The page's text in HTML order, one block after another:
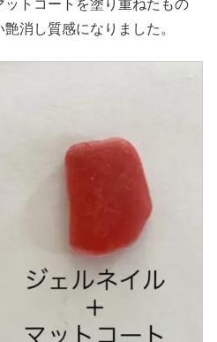
トコートを塗り重ねたもの
消し質感になりました。